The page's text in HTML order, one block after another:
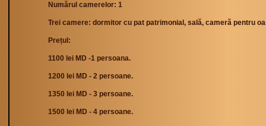
Numărul camerelor: 1
Trei camere: dormitor cu pat patrimonial, sală, cameră pentru
Prețul:
1100 lei MD -1 persoana.
1200 lei MD - 2 persoane.
1350 lei MD - 3 persoane.
1500 lei MD - 4 persoane.